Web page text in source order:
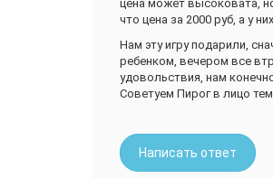
цена может высоковата,
что цена за 2000 руб, а у
Нам эту игру подарили,
ребенком, вечером все
удовольствия, нам
Советуем Пирог в лицо
Написать ответ